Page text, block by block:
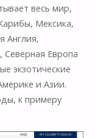
весь мир,
Мексика,
Англия,
Северная Европа
экзотические
и Азии.
к примеру